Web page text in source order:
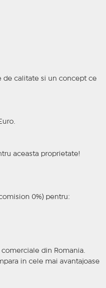
de calitate si un concept ce
aceasta proprietate!
0%) pentru:
din Romania.
in cele mai avantajoase